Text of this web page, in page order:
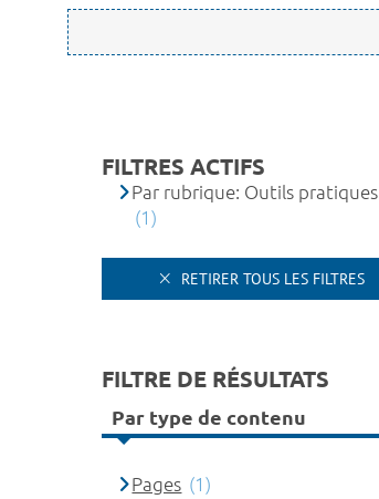
FILTRES ACTIFS
Par rubrique: Outils pratiques
(1)
RETIRER TOUS LES FILTRES
FILTRE DE RÉSULTATS
Par type de contenu
Pages (1)